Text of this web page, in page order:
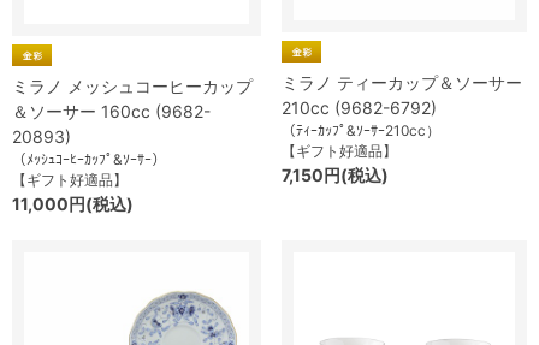
ミラノ メッシュコーヒーカップ
＆ソーサー 160cc (9682-
20893)
（ﾒｯｼｭｺｰﾋｰｶｯﾌﾟ&ｿｰｻｰ）
【ギフト好適品】
11,000円(税込)
ミラノ ティーカップ＆ソーサー
210cc (9682-6792)
（ﾃｨｰｶｯﾌﾟ&ｿｰｻｰ210cc）
【ギフト好適品】
7,150円(税込)